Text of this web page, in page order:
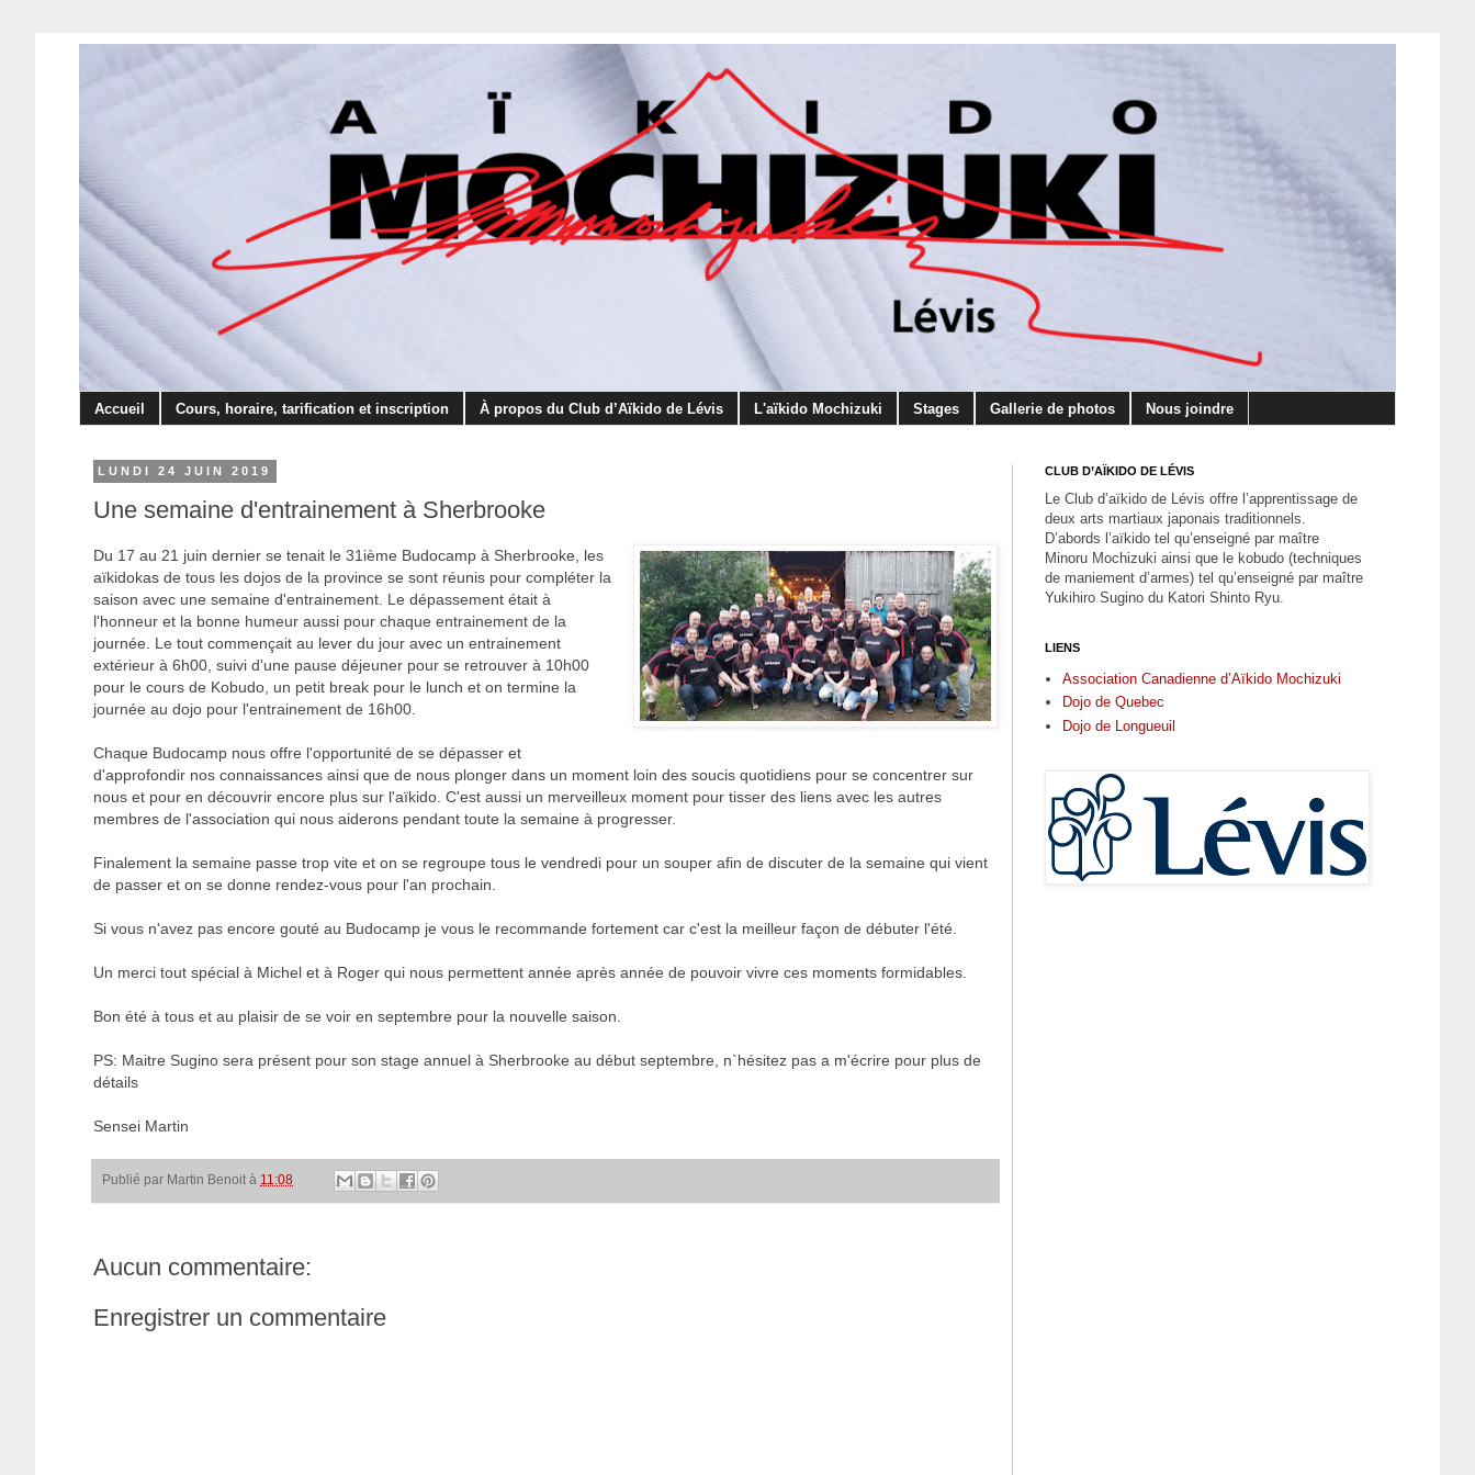
Accueil Cours, horaire, tarification et inscription À propos du Club d’Aïkido de Lévis L'aïkido Mochizuki Stages Gallerie de photos Nous joindre
LUNDI 24 JUIN 2019
Une semaine d'entrainement à Sherbrooke
Du 17 au 21 juin dernier se tenait le 31ième Budocamp à Sherbrooke, les
aïkidokas de tous les dojos de la province se sont réunis pour compléter la
saison avec une semaine d'entrainement. Le dépassement était à
l'honneur et la bonne humeur aussi pour chaque entrainement de la
journée. Le tout commençait au lever du jour avec un entrainement
extérieur à 6h00, suivi d'une pause déjeuner pour se retrouver à 10h00
pour le cours de Kobudo, un petit break pour le lunch et on termine la
journée au dojo pour l'entrainement de 16h00.
Chaque Budocamp nous offre l'opportunité de se dépasser et
d'approfondir nos connaissances ainsi que de nous plonger dans un moment loin des soucis quotidiens pour se concentrer sur
nous et pour en découvrir encore plus sur l'aïkido. C'est aussi un merveilleux moment pour tisser des liens avec les autres
membres de l'association qui nous aiderons pendant toute la semaine à progresser.
Finalement la semaine passe trop vite et on se regroupe tous le vendredi pour un souper afin de discuter de la semaine qui vient
de passer et on se donne rendez-vous pour l'an prochain.
Si vous n'avez pas encore gouté au Budocamp je vous le recommande fortement car c'est la meilleur façon de débuter l'été.
Un merci tout spécial à Michel et à Roger qui nous permettent année après année de pouvoir vivre ces moments formidables.
Bon été à tous et au plaisir de se voir en septembre pour la nouvelle saison.
PS: Maitre Sugino sera présent pour son stage annuel à Sherbrooke au début septembre, n`hésitez pas a m'écrire pour plus de
détails
Sensei Martin
Publié par Martin Benoit à 11:08
Aucun commentaire:
Enregistrer un commentaire
CLUB D’AÏKIDO DE LÉVIS
Le Club d’aïkido de Lévis offre l’apprentissage de
deux arts martiaux japonais traditionnels.
D’abords l’aïkido tel qu’enseigné par maître
Minoru Mochizuki ainsi que le kobudo (techniques
de maniement d’armes) tel qu’enseigné par maître
Yukihiro Sugino du Katori Shinto Ryu.
LIENS
Association Canadienne d’Aïkido Mochizuki
Dojo de Quebec
Dojo de Longueuil